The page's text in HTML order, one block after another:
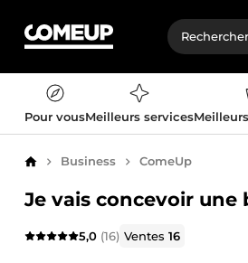
Pour vousMeilleurs services
AccueilBusiness ComeUp
Je vais concevoir une
5,0 (16) Ventes16